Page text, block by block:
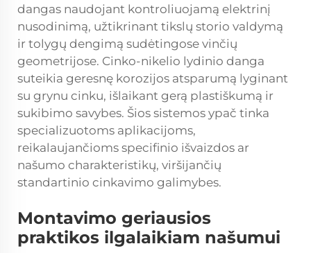
dangas naudojant kontroliuojamą elektrinį
nusodinimą, užtikrinant tikslų storio valdymą
ir tolygų dengimą sudėtingose vinčių
geometrijose. Cinko-nikelio lydinio danga
suteikia geresnę korozijos atsparumą lyginant
su grynu cinku, išlaikant gerą plastiškumą ir
sukibimo savybes. Šios sistemos ypač tinka
specializuotoms aplikacijoms,
reikalaujančioms specifinio išvaizdos ar
našumo charakteristikų, viršijančių
standartinio cinkavimo galimybes.
Montavimo geriausios
praktikos ilgalaikiam našumui